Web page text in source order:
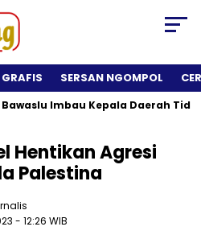
SERSAN NGOMPOL
Kepala Daerah Tidak Rolling
Hentikan Agresi
Palestina
- 12:26 WIB